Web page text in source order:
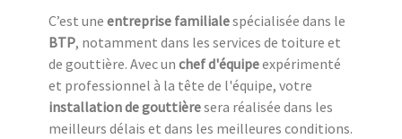
C’est une entreprise familialespécialisée dans le
BTP, notamment dans les services de toiture et
de gouttière. Avec un chef d'équipeexpérimenté
et professionnel à la tête de l'équipe, votre
installation de gouttièresera réalisée dans les
meilleurs délais et dans les meilleures conditions.